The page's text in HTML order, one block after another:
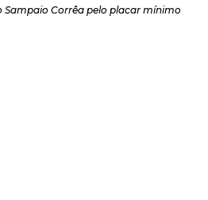
Sampaio Corrêa pelo placar mínimo